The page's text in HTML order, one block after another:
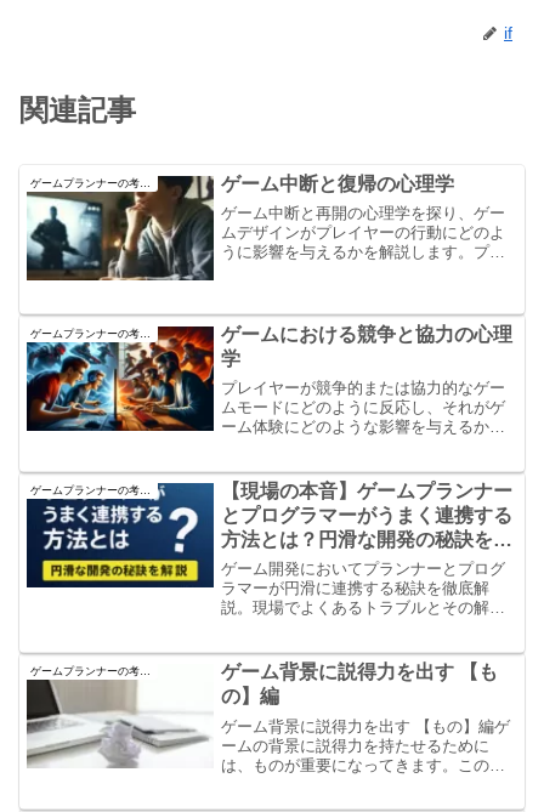
if
関連記事
ゲーム中断と復帰の心理学
ゲーム中断と再開の心理学を探り、ゲー
ムデザインがプレイヤーの行動にどのよ
うに影響を与えるかを解説します。プレ
します。
ゲームにおける競争と協力の心理
学
プレイヤーが競争的または協力的なゲー
ムモードにどのように反応し、それがゲ
ーム体験にどのような影響を与えるかを
目指しましょう。
【現場の本音】ゲームプランナー
とプログラマーがうまく連携する
方法とは？円滑な開発の秘訣を解
説
ゲーム開発においてプランナーとプログ
ラマーが円滑に連携する秘訣を徹底解
説。現場でよくあるトラブルとその解決
で理想の職場も見つかる！
ゲームプランナーの考え方
ゲーム背景に説得力を出す 【も
の】編
ゲーム背景に説得力を出す 【もの】編ゲ
ームの背景に説得力を持たせるために
は、ものが重要になってきます。このも